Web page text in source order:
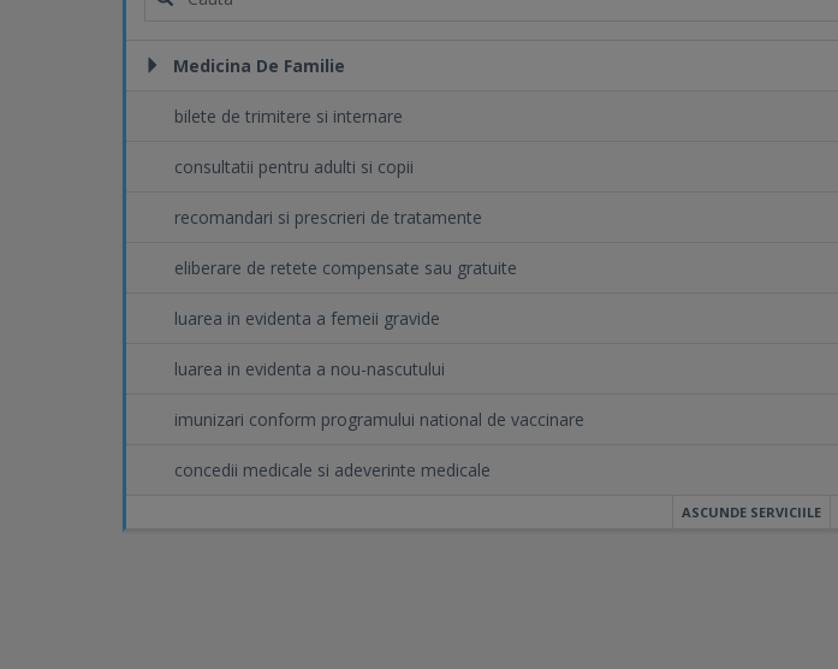
Medicina De Familie
bilete de trimitere si internare
consultatii pentru adulti si copii
recomandari si prescrieri de tratamente
eliberare de retete compensate sau gratuite
luarea in evidenta a femeii gravide
luarea in evidenta a nou-nascutului
imunizari conform programului national de vaccinare
concedii medicale si adeverinte medicale
ASCUNDE SERVICIILE